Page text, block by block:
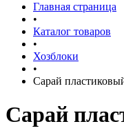
Главная страница
•
Каталог товаров
•
Хозблоки
•
Сарай
Сарай